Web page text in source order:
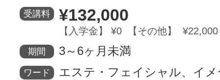
受講料 ¥132,000
【入学金】 ¥0 【その他】 ¥22,000
期間 3～6ヶ月未満
ワード
エステ・フェイシャル、イ